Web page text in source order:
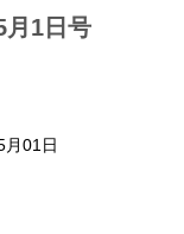
月1日号
月01日